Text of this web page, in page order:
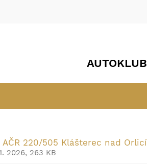
AČR 220/505 Klášterec nad Orlicí
2026, 263 KB